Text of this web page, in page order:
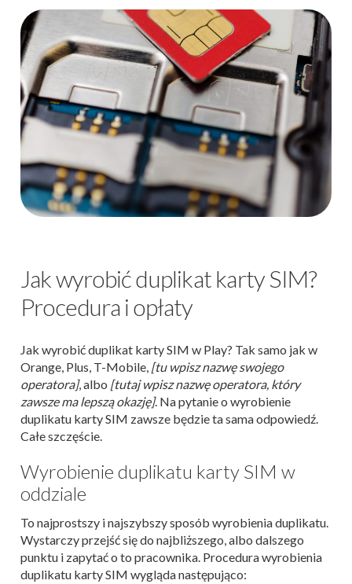
Jak wyrobić duplikat karty SIM?
Procedura i opłaty
Jak wyrobić duplikat karty SIM w Play? Tak samo jak w
Orange, Plus, T-Mobile, [tu wpisz nazwę swojego
operatora], albo [tutaj wpisz nazwę operatora, który
zawsze ma lepszą okazję]. Na pytanie o wyrobienie
duplikatu karty SIM zawsze będzie ta sama odpowiedź.
Całe szczęście.
Wyrobienie duplikatu karty SIM w
oddziale
To najprostszy i najszybszy sposób wyrobienia duplikatu.
Wystarczy przejść się do najbliższego, albo dalszego
punktu i zapytać o to pracownika. Procedura wyrobienia
duplikatu karty SIM wygląda następująco: